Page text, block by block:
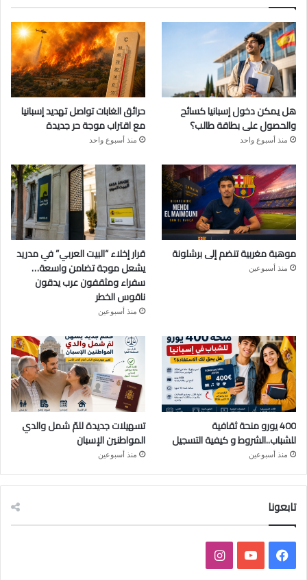
هل يمكن دخول إسبانيا كسائح
والحصول على بطاقة طالب؟
منذ أسبوع واحد
حرائق الغابات تواصل تهديد إسبانيا
مع اقتراب موجة حر جديدة
منذ أسبوع واحد
موهبة مغربية تنضم إلى برشلونة
منذ أسبوعين
قرار إخلاء “البيت العربي” في مدريد
يشعل موجة تضامن واسعة…
سفراء ومثقفون عرب يدقون
ناقوس الخطر
منذ أسبوعين
400 يورو منحة ثقافية
للشباب..الشروط و كيفية التسجيل
منذ أسبوعين
تسهيلات جديدة للمّ شمل والدي
المواطنين الإسبان
منذ أسبوعين
تابعونا